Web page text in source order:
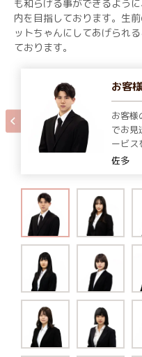
も和らげる事ができるよう
内を目指しております。生
ットちゃんにしてあげられ
ております。
お客
お客様
でお見
ービス
佐多